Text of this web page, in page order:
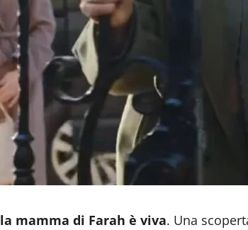
la mamma di Farah è viva. Una